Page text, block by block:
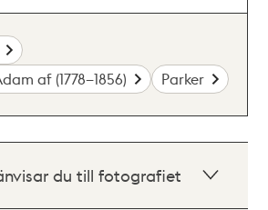
af (1778–1856)
Parker
du till fotografiet